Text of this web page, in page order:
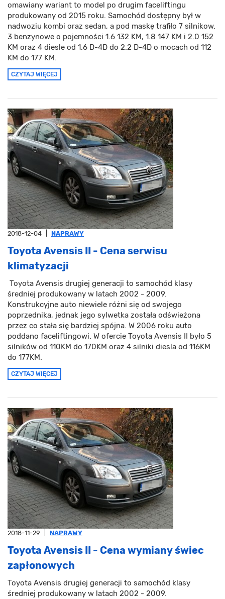
omawiany wariant to model po drugim faceliftingu
produkowany od 2015 roku. Samochód dostępny był w
nadwoziu kombi oraz sedan, a pod maskę trafiło 7 silnikow.
3 benzynowe o pojemności 1.6 132 KM, 1.8 147 KM i 2.0 152
KM oraz 4 diesle od 1.6 D-4D do 2.2 D-4D o mocach od 112
KM do 177 KM.
CZYTAJ WIĘCEJ
2018-12-04 NAPRAWY
Toyota Avensis II - Cena serwisu
klimatyzacji
Toyota Avensis drugiej generacji to samochód klasy
średniej produkowany w latach 2002 - 2009.
Konstrukcyjne auto niewiele różni się od swojego
poprzednika, jednak jego sylwetka została odświeżona
przez co stała się bardziej spójna. W 2006 roku auto
poddano faceliftingowi. W ofercie Toyota Avensis II było 5
silników od 110KM do 170KM oraz 4 silniki diesla od 116KM
do 177KM.
CZYTAJ WIĘCEJ
2018-11-29 NAPRAWY
Toyota Avensis II - Cena wymiany świec
zapłonowych
Toyota Avensis drugiej generacji to samochód klasy
średniej produkowany w latach 2002 - 2009.